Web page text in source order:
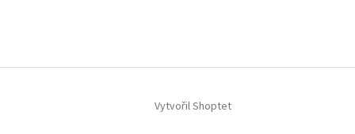
Vytvořil Shoptet